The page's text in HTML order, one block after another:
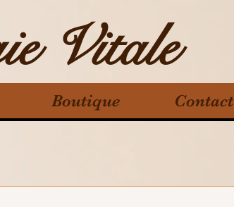
Vitale
Boutique Contact